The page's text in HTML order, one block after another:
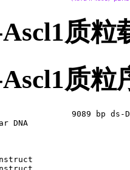
质粒
质粒
primer_bind     3015..3034
                     /label=SV40pro-F
                     /note="SV40 promoter/origin, forward primer"
     promoter        3150..3197
                     /label=EM7 promoter
                     /note="synthetic bacterial promoter "
     CDS             3216..3590
                     /codon_start=1
                     /gene="Sh ble from Streptoalloteichus hindustanus"
                     /product="antibiotic-binding protein"
                     /label=BleoR
                     /note="confers resistance to bleomycin, phleomycin, and 
                     Zeocin(TM)"
                     /translation="MAKLTSAVPVLTARDVAGAVEFWTDRLGFSRDFVEDDFAGVVRDD
                     VTLFISAVQDQVVPDNTLAWVWVRGLDELYAEWSEVVSTNFRDASGPAMTEIGEQPWGR
                     EFALRDPAGNCVHFVAEEQD"
     polyA_signal    3720..3841
                     /label=SV40 poly(A) signal
                     /note="SV40 polyadenylation signal"
     primer_bind     complement(3757..3776)
                     /label=SV40pA-R
                     /note="SV40 polyA, reverse primer"
     primer_bind     3811..3830
                     /label=EBV-rev
                     /note="SV40 polyA terminator, reverse primer"
     primer_bind     complement(3890..3906)
                     /label=M13 rev
                     /note="common sequencing primer, one of multiple similar 
                     variants"
     primer_bind     complement(3890..3906)
                     /label=M13 Reverse
                     /note="In lacZ gene. Also called M13-rev"
     primer_bind     complement(3903..3925)
                     /label=M13/pUC Reverse
                     /note="In lacZ gene"
     protein_bind    3914..3930
                     /label=lac operator
                     /bound_moiety="lac repressor encoded by lacI"
                     /note="The lac repressor binds to the lac operator to 
                     inhibit transcription in E. coli. This inhibition can be 
                     relieved by adding lactose or 
                     isopropyl-beta-D-thiogalactopyranoside (IPTG)."
     promoter        complement(3938..3968)
                     /label=lac promoter
                     /note="promoter for the E. coli lac operon"
     protein_bind    3983..4004
                     /label=CAP binding site
                     /bound_moiety="E. coli catabolite activator protein"
                     /note="CAP binding activates transcription in the presence 
                     of cAMP."
     primer_bind     complement(4121..4138)
                     /label=L4440
                     /note="L4440 vector, forward primer"
     rep_origin      complement(4292..4880)
                     /direction=LEFT
                     /label=ori
                     /note="high-copy-number ColE1/pMB1/pBR322/pUC origin of 
                     replication"
     primer_bind     complement(4372..4391)